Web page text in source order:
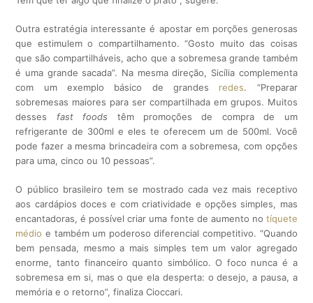
Outra estratégia interessante é apostar em porções generosas
que estimulem o compartilhamento. “Gosto muito das coisas
que são compartilháveis, acho que a sobremesa grande também
é uma grande sacada”. Na mesma direção, Sicília complementa
com um exemplo básico de grandes redes. “Preparar
sobremesas maiores para ser compartilhada em grupos. Muitos
desses fast foods têm promoções de compra de um
refrigerante de 300ml e eles te oferecem um de 500ml. Você
pode fazer a mesma brincadeira com a sobremesa, com opções
para uma, cinco ou 10 pessoas”.
O público brasileiro tem se mostrado cada vez mais receptivo
aos cardápios doces e com criatividade e opções simples, mas
encantadoras, é possível criar uma fonte de aumento no tíquete
médio e também um poderoso diferencial competitivo. “Quando
bem pensada, mesmo a mais simples tem um valor agregado
enorme, tanto financeiro quanto simbólico. O foco nunca é a
sobremesa em si, mas o que ela desperta: o desejo, a pausa, a
memória e o retorno”, finaliza Cioccari.